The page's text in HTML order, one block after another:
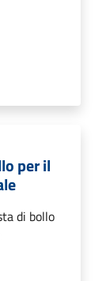
per il
di bollo